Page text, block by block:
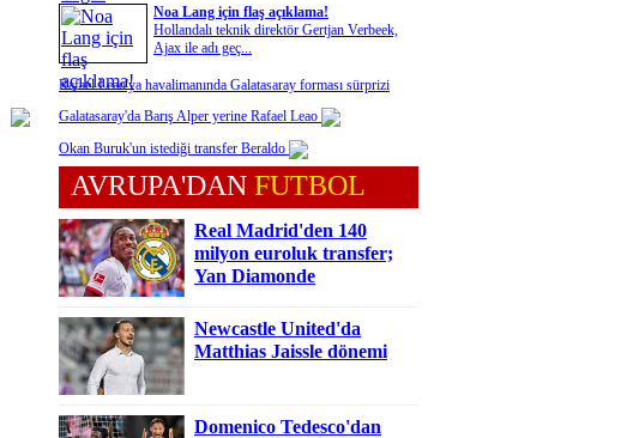
Noa Lang için flaş açıklama!
Hollandalı teknik direktör Gertjan Verbeek,
Ajax ile adı geç...
Rafael Leao'ya havalimanında Galatasaray forması sürprizi
Galatasaray'da Barış Alper yerine Rafael Leao
Okan Buruk'un istediği transfer Beraldo
AVRUPA'DAN FUTBOL
Real Madrid'den 140
milyon euroluk transfer;
Yan Diamonde
Newcastle United'da
Matthias Jaissle dönemi
Domenico Tedesco'dan